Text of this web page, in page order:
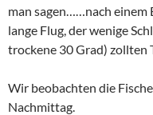
man sagen……nach einem
lange Flug, der wenige
trockene 30 Grad) zollten
Wir beobachten die
Nachmittag.